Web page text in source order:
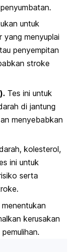
untuk
yang menyuplai
penyempitan
stroke
Tes ini untuk
di jantung
menyebabkan
kolesterol,
ini untuk
serta
kerusakan